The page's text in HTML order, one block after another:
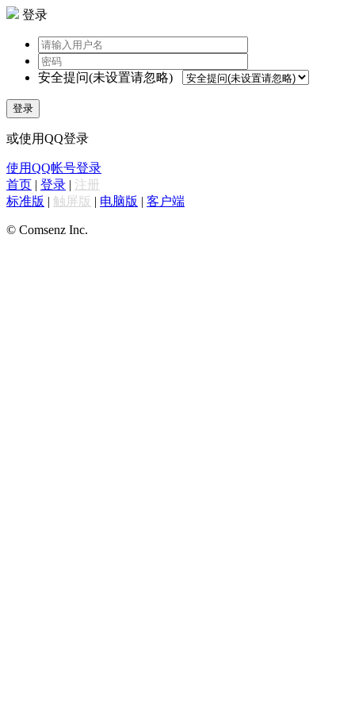
登录
安全提问(未设置请忽略)
登录
或使用QQ登录
使用QQ帐号登录
首页 | 登录 | 注册
标准版 | 触屏版 | 电脑版 | 客户端
© Comsenz Inc.